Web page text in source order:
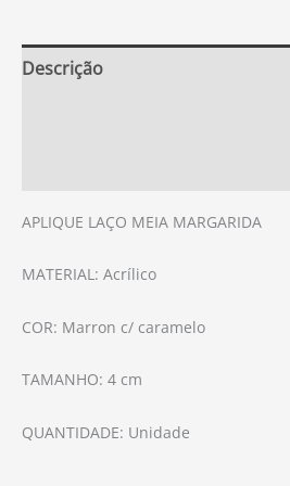
Descrição
APLIQUE LAÇO MEIA MARGARIDA
MATERIAL: Acrílico
COR: Marron c/ caramelo
TAMANHO: 4 cm
QUANTIDADE: Unidade